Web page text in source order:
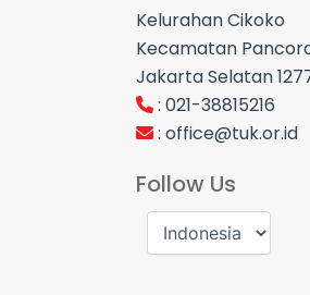
Kelurahan Cikoko
Kecamatan
Jakarta Selatan
: 021-38815216
: office@tuk.or.id
Follow Us